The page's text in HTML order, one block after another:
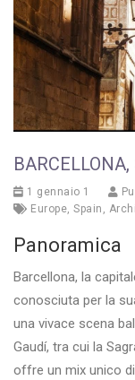
1 gennaio 1
Europe, Spain ,
Panoramica
Barcellona, la
conosciuta per la
una vivace scena
Gaudí, tra cui la
offre un mix unico